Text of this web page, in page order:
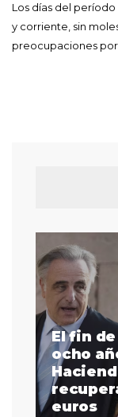
Los días del
y corriente, sin
preocupaciones
El fin
ocho
euros